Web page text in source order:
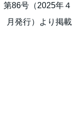
第86号（2025年４
月発行）より掲載